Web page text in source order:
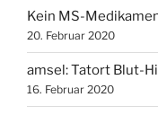
Kein MS-
20. Februar 2020
amsel: Tatort Blut-
16. Februar 2020